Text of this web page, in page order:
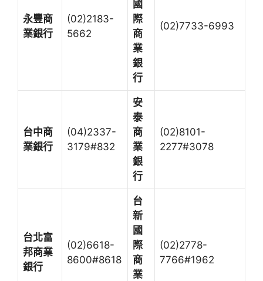
永豐商
業銀行
(02)2183-
5662
國
際
商
業
銀
行
(02)7733-6993
台中商
業銀行
(04)2337-
3179#832
安
泰
商
業
銀
行
(02)8101-
2277#3078
台北富
邦商業
銀行
(02)6618-
8600#8618
台
新
國
際
商
業
(02)2778-
7766#1962